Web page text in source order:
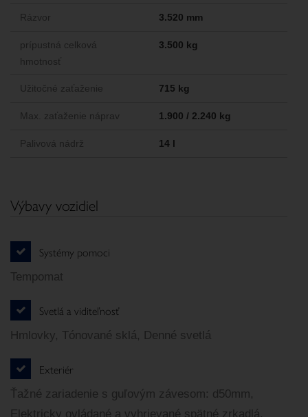
Rázvor 3.520 mm
prípustná celková
hmotnosť
3.500 kg
Užitočné zaťaženie 715 kg
Max. zaťaženie náprav 1.900 / 2.240 kg
Palivová nádrž 14 l
Výbavy vozidiel
Systémy pomoci
Tempomat
Svetlá a viditeľnosť
Hmlovky, Tónované sklá, Denné svetlá
Exteriér
Ťažné zariadenie s guľovým závesom: d50mm,
Elektricky ovládané a vyhrievané spätné zrkadlá,